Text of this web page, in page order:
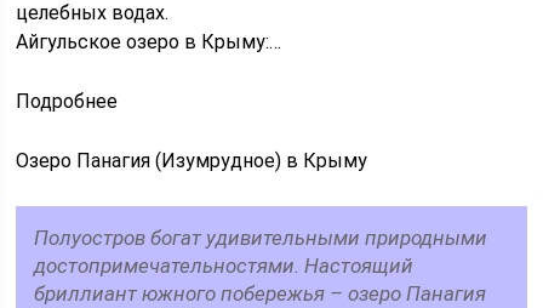
целебных водах.
Айгульское озеро в Крыму:…
Подробнее
Озеро Панагия (Изумрудное) в Крыму
Полуостров богат удивительными природными
достопримечательностями. Настоящий
бриллиант южного побережья – озеро Панагия